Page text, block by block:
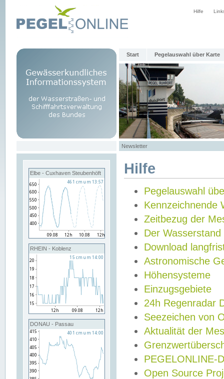
Hilfe
Start Pegelauswahl über Karte
Newsletter
Elbe - Cuxhaven Steubenhöft
RHEIN - Koblenz
DONAU - Passau
Hilfe
Pegelauswahl
Kennzeichnende
Zeitbezug der
Der Wasserstand
Download
Astronomische
Höhensysteme
Einzugsgebiete
24h Regenradar
Seezeichen von
Aktualität der
PEGELONLINE-
Open Source